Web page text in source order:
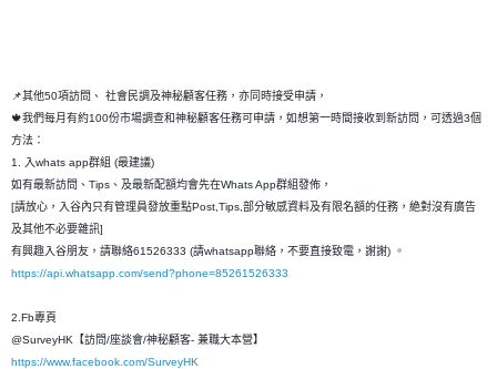
📌其他50項訪問、 社會民調及神秘顧客任務，亦同時接受申請，
🍁我們每月有約100份市場調查和神秘顧客任務可申請，如想第一時間接收到新訪問，可透過3個
方法：
1. 入whats app群組 (最建議)
如有最新訪問、Tips、及最新配額均會先在Whats App群組發佈，
[請放心，入谷內只有管理員發放重點Post,Tips,部分敏感資料及有限名額的任務，絶對沒有廣告
及其他不必要雜訊]
有興趣入谷朋友，請聯絡61526333 (請whatsapp聯絡，不要直接致電，謝謝) 。
https://api.whatsapp.com/send?phone=85261526333
2.Fb專頁
@SurveyHK【訪問/座談會/神秘顧客- 兼職大本營】
https://www.facebook.com/SurveyHK